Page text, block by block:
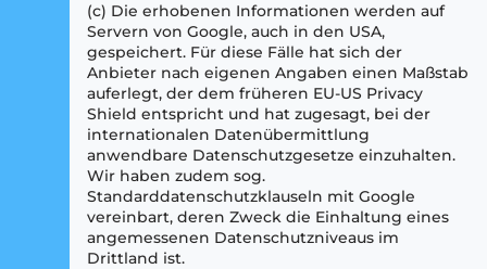
(c) Die erhobenen Informationen werden auf
Servern von Google, auch in den USA,
gespeichert. Für diese Fälle hat sich der
Anbieter nach eigenen Angaben einen Maßstab
auferlegt, der dem früheren EU-US Privacy
Shield entspricht und hat zugesagt, bei der
internationalen Datenübermittlung
anwendbare Datenschutzgesetze einzuhalten.
Wir haben zudem sog.
Standarddatenschutzklauseln mit Google
vereinbart, deren Zweck die Einhaltung eines
angemessenen Datenschutzniveaus im
Drittland ist.